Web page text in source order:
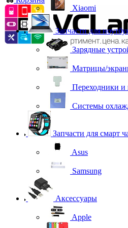
Xiaomi
Запчасти для
Зарядные
Матрицы/
Переходники и
Системы
Запчасти для смарт
Asus
Samsung
Аксессуары
Apple